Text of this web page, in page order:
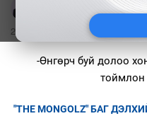
2025-08-30
-Өнгөрч буй долоо
тоймлон
"THE MONGOLZ" БАГ